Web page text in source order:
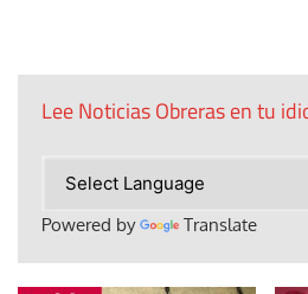
Lee Noticias Obreras en tu
Powered by Translate